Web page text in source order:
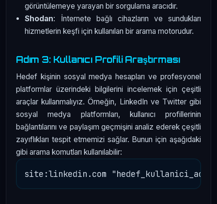
görüntülemeye yarayan bir sorgulama aracıdır.
Shodan: İnternete bağlı cihazların ve sundukları
hizmetlerin keşfi için kullanılan bir arama motorudur.
Adım 3: Kullanıcı Profili Araştırması
Hedef kişinin sosyal medya hesapları ve profesyonel
platformlar üzerindeki bilgilerini incelemek için çeşitli
araçlar kullanmalıyız. Örneğin, LinkedIn ve Twitter gibi
sosyal medya platformları, kullanıcı profillerinin
bağlantılarını ve paylaşım geçmişini analiz ederek çeşitli
zayıflıkları tespit etmemizi sağlar. Bunun için aşağıdaki
gibi arama komutları kullanılabilir: